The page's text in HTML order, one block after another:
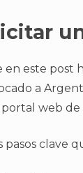
este post
a
web de
pasos clave